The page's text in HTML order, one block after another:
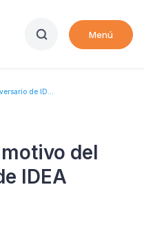
Menú
de ID...
del
IDEA